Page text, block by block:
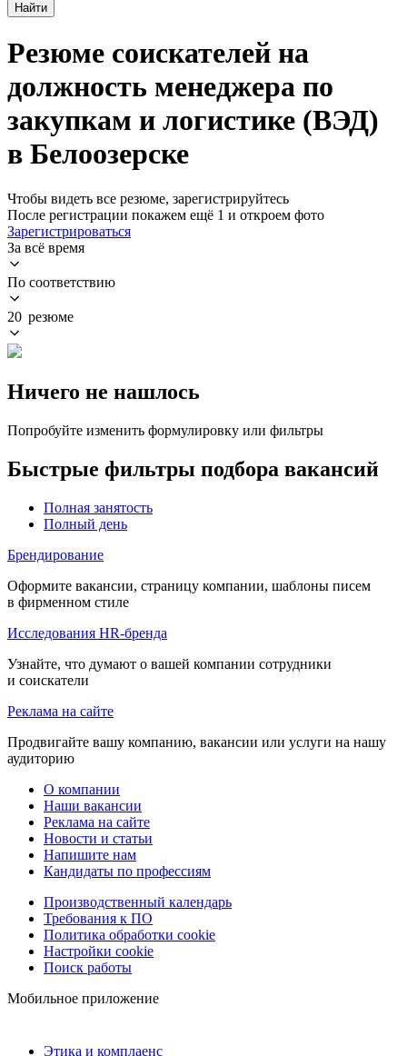
Найти
Резюме соискателей на
должность менеджера по
закупкам и логистике (ВЭД)
в Белоозерске
Чтобы видеть все резюме, зарегистрируйтесь
После регистрации покажем ещё 1 и откроем фото
Зарегистрироваться
За всё время
По соответствию
20 резюме
Ничего не нашлось
Попробуйте изменить формулировку или фильтры
Быстрые фильтры подбора вакансий
Полная занятость
Полный день
Брендирование
Оформите вакансии, страницу компании, шаблоны писем
в фирменном стиле
Исследования HR-бренда
Узнайте, что думают о вашей компании сотрудники
и соискатели
Реклама на сайте
Продвигайте вашу компанию, вакансии или услуги на нашу
аудиторию
О компании
Наши вакансии
Реклама на сайте
Новости и статьи
Напишите нам
Кандидаты по профессиям
Производственный календарь
Требования к ПО
Политика обработки cookie
Настройки cookie
Поиск работы
Мобильное приложение
Этика и комплаенс